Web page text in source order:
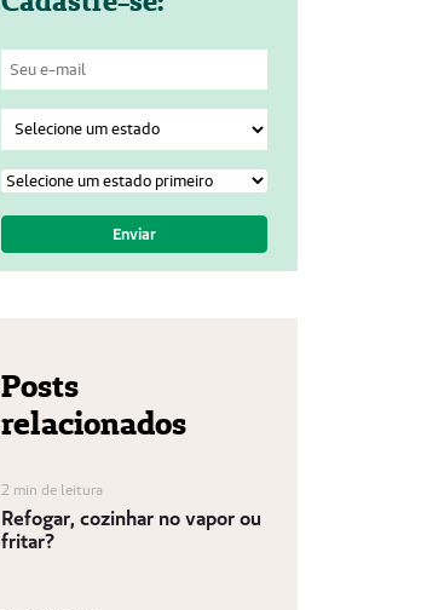
Posts
relacionados
2 min de leitura
Refogar, cozinhar no vapor ou
fritar?